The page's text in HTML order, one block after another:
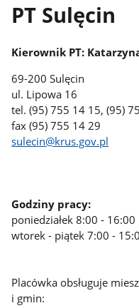
PT Sulęcin
Kierownik PT:
69-200 Sulęcin
ul. Lipowa 16
tel. (95) 755 14 15, (95)
fax (95) 755 14 29
sulecin@krus.gov.pl
Godziny pracy:
poniedziałek 8:00 - 16:00
wtorek - piątek 7:00 -
Placówka obsługuje
i gmin: